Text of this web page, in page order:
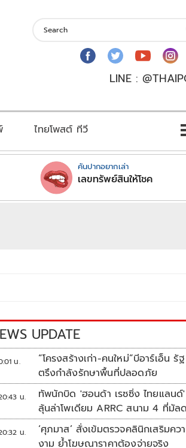
LINE :
ไทยโพสต์ ทีวี
คันปากอยากเล่า
เลขทรัพย์สินให้โชค
UPDATE
น.
“โครงสร้างเก่า-คนใหม่”บีอาร์เอ็น รัฐ
ตรึงกำลังรักษาพื้นที่ปลอดภัย
น.
ทัพนักบิด 'ฮอนด้า เรซซิ่ง ไทยแลนด์'
ลุ้นล่าโพเดียม ARRC สนาม 4 ที่มัล
กา
น.
‘ศุภมาส’ สั่งเข้มตรวจคลินิกเสริมคว
งาม ย้ำโฆษณาราคาต้องจ่ายจริง